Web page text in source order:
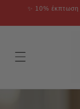
μετάβαση
περιεχόμενο
✨ 10%